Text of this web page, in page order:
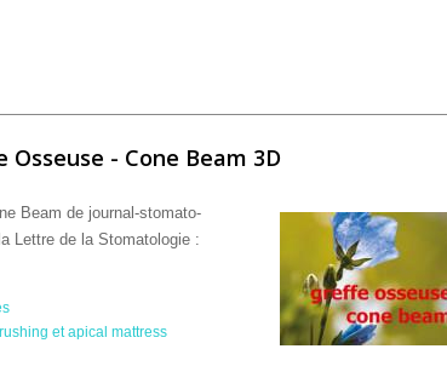
Osseuse - Cone Beam 3D
Beam de journal-stomato-
Lettre de la Stomatologie :
et apical mattress